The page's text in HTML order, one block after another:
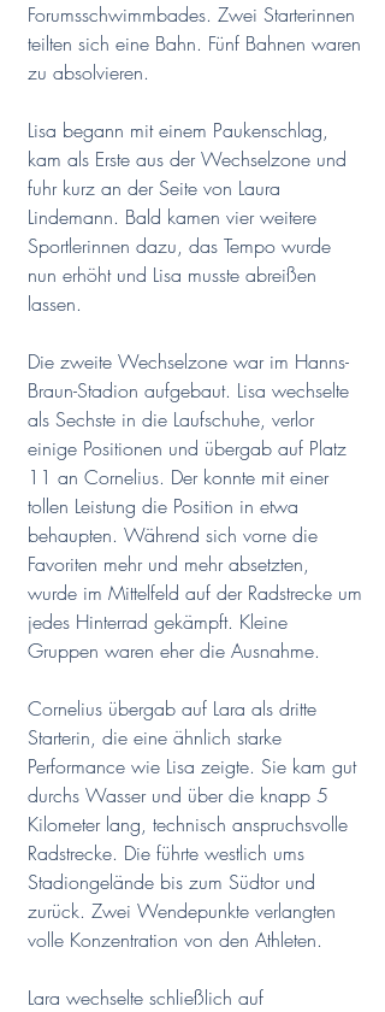
Forumsschwimmbades. Zwei Starterinnen
teilten sich eine Bahn. Fünf Bahnen waren
zu absolvieren.
Lisa begann mit einem Paukenschlag,
kam als Erste aus der Wechselzone und
fuhr kurz an der Seite von Laura
Lindemann. Bald kamen vier weitere
Sportlerinnen dazu, das Tempo wurde
nun erhöht und Lisa musste abreißen
lassen.
Die zweite Wechselzone war im Hanns-
Braun-Stadion aufgebaut. Lisa wechselte
als Sechste in die Laufschuhe, verlor
einige Positionen und übergab auf Platz
11 an Cornelius. Der konnte mit einer
tollen Leistung die Position in etwa
behaupten. Während sich vorne die
Favoriten mehr und mehr absetzten,
wurde im Mittelfeld auf der Radstrecke um
jedes Hinterrad gekämpft. Kleine
Gruppen waren eher die Ausnahme.
Cornelius übergab auf Lara als dritte
Starterin, die eine ähnlich starke
Performance wie Lisa zeigte. Sie kam gut
durchs Wasser und über die knapp 5
Kilometer lang, technisch anspruchsvolle
Radstrecke. Die führte westlich ums
Stadiongelände bis zum Südtor und
zurück. Zwei Wendepunkte verlangten
volle Konzentration von den Athleten.
Lara wechselte schließlich auf